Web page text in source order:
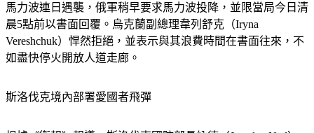
馬力波連日遇襲，俄軍稍早要求馬力波投降，並限當局今日清
晨5點前以書面回覆。烏克蘭副總理韋列舒克（Iryna
Vereshchuk）悍然拒絕，並表示與其浪費時間在書面往來，不
如盡快停火開放人道走廊。
斯洛伐克境內部署愛國者飛彈